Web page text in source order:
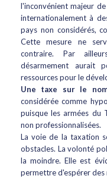
l'inconvénient majeur
internationalement à
pays non considérés,
Cette mesure ne
contraire. Par
désarmement aurait
ressources pour le
Une taxe sur le
considérée comme
puisque les armées du
non professionnalisées.
La voie de la taxation
obstacles. La volonté
la moindre. Elle est
permettre d'espérer des